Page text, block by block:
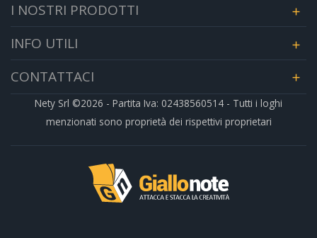
I NOSTRI PRODOTTI 
INFO UTILI 
CONTATTACI 
Nety Srl ©2026 - Partita Iva: 02438560514 - Tutti i loghi
menzionati sono proprietà dei rispettivi proprietari